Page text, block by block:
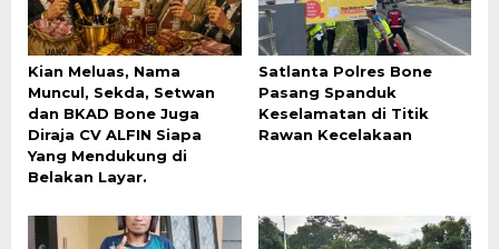
Kian Meluas, Nama
Muncul, Sekda, Setwan
dan BKAD Bone Juga
Diraja CV ALFIN Siapa
Yang Mendukung di
Belakan Layar.
Satlanta Polres Bone
Pasang Spanduk
Keselamatan di Titik
Rawan Kecelakaan